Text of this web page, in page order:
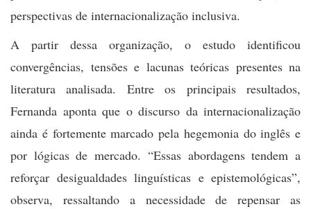
perspectivas de internacionalização inclusiva.
A partir dessa organização, o estudo identificou
convergências, tensões e lacunas teóricas presentes na
literatura analisada. Entre os principais resultados,
Fernanda aponta que o discurso da internacionalização
ainda é fortemente marcado pela hegemonia do inglês e
por lógicas de mercado. “Essas abordagens tendem a
reforçar desigualdades linguísticas e epistemológicas”,
observa, ressaltando a necessidade de repensar as